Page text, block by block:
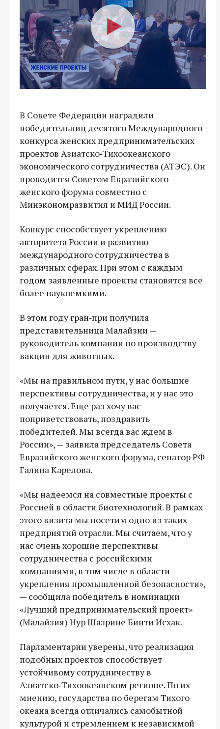
В Совете Федерации наградили
победительниц десятого Международного
конкурса женских предпринимательских
проектов Азиатско‑Тихоокеанского
экономического сотрудничества (АТЭС). Он
проводится Советом Евразийского
женского форума совместно с
Минэкономразвития и МИД России.
Конкурс способствует укреплению
авторитета России и развитию
международного сотрудничества в
различных сферах. При этом с каждым
годом заявленные проекты становятся все
более наукоемкими.
В этом году гран‑при получила
представительница Малайзии —
руководитель компании по производству
вакцин для животных.
«Мы на правильном пути, у нас большие
перспективы сотрудничества, и у нас это
получается. Еще раз хочу вас
поприветствовать, поздравить
победителей. Мы всегда вас ждем в
России», — заявила председатель Совета
Евразийского женского форума, сенатор РФ
Галина Карелова.
«Мы надеемся на совместные проекты с
Россией в области биотехнологий. В рамках
этого визита мы посетим одно из таких
предприятий отрасли. Мы считаем, что у
нас очень хорошие перспективы
сотрудничества с российскими
компаниями, в том числе в области
укрепления промышленной безопасности»,
— сообщила победитель в номинации
«Лучший предпринимательский проект»
(Малайзия) Нур Шазрине Бинти Исхак.
Парламентарии уверены, что реализация
подобных проектов способствует
устойчивому сотрудничеству в
Азиатско‑Тихоокеанском регионе. По их
мнению, государства по берегам Тихого
океана всегда отличались самобытной
культурой и стремлением к независимой